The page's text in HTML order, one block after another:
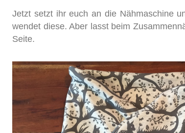
Jetzt setzt ihr euch an die Nähmaschine
wendet diese. Aber lasst beim
Seite.